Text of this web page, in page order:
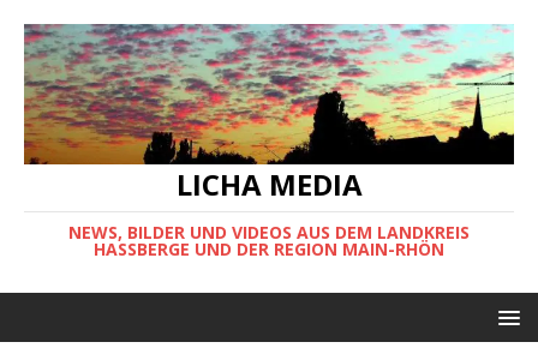
LICHA MEDIA
NEWS, BILDER UND VIDEOS AUS DEM LANDKREIS
HASSBERGE UND DER REGION MAIN-RHÖN